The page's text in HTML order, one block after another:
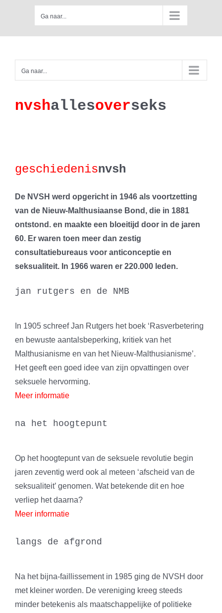
Ga naar...
Ga naar...
nvshallesoverseks
geschiedenisnvsh
De NVSH werd opgericht in 1946 als voortzetting
van de Nieuw-Malthusiaanse Bond, die in 1881
ontstond. en maakte een bloeitijd door in de jaren
60. Er waren toen meer dan zestig
consultatiebureaus voor anticonceptie en
seksualiteit. In 1966 waren er 220.000 leden.
jan rutgers en de NMB
In 1905 schreef Jan Rutgers het boek ‘Rasverbetering
en bewuste aantalsbeperking, kritiek van het
Malthusianisme en van het Nieuw-Malthusianisme’.
Het geeft een goed idee van zijn opvattingen over
seksuele hervorming.
Meer informatie
na het hoogtepunt
Op het hoogtepunt van de seksuele revolutie begin
jaren zeventig werd ook al meteen ‘afscheid van de
seksualiteit’ genomen. Wat betekende dit en hoe
verliep het daarna?
Meer informatie
langs de afgrond
Na het bijna-faillissement in 1985 ging de NVSH door
met kleiner worden. De vereniging kreeg steeds
minder betekenis als maatschappelijke of politieke